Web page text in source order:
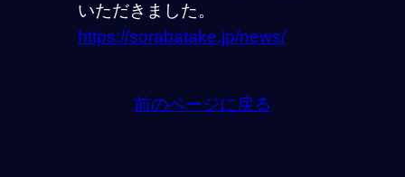
いただきました。
https://sorabatake.jp/news/
前のページに戻る